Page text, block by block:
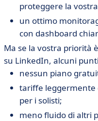
proteggere la
un ottimo
con dashboard
Ma se la vostra priorità
su LinkedIn, alcuni
nessun piano
tariffe leggermente
per i solisti;
meno fluido di altri